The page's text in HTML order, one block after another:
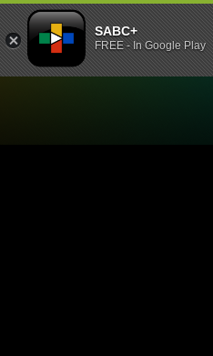
SABC+
FREE - In Google Play